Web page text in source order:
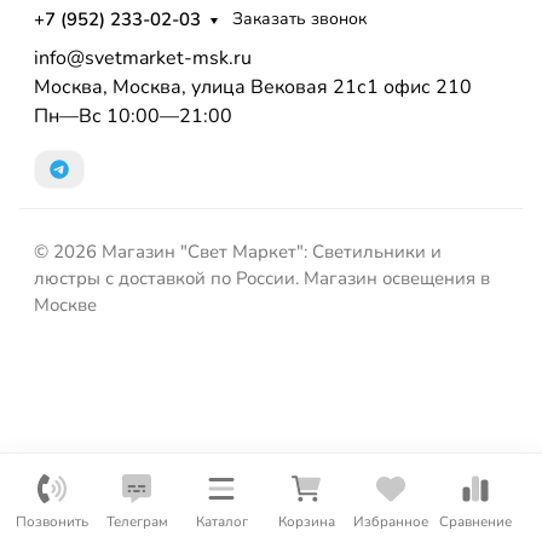
Позвонить Телеграм Каталог Корзина Избранное Сравнение
+7 (952) 233-02-03 Заказать звонок
info@svetmarket-msk.ru
Москва, Москва, улица Вековая 21с1 офис 210
Пн—Вс 10:00—21:00
© 2026 Магазин "Свет Маркет": Светильники и
люстры с доставкой по России. Магазин освещения в
Москве